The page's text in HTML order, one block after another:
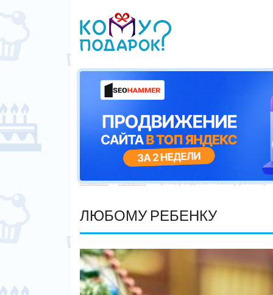
Главная  Ребенку  Архив раздела Любому ребенку 
ЛЮБОМУ РЕБЕНКУ